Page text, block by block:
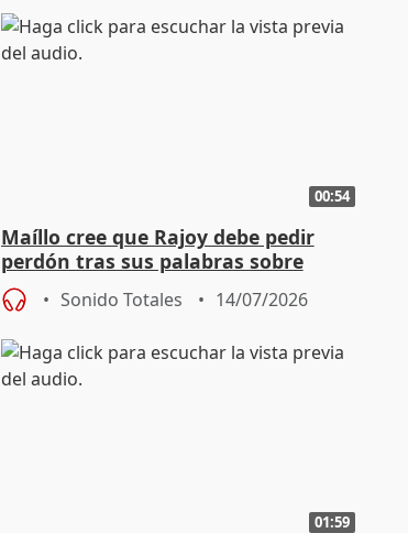
00:54
Maíllo cree que Rajoy debe pedir
perdón tras sus palabras sobre
Francia
Sonido Totales 14/07/2026
01:59